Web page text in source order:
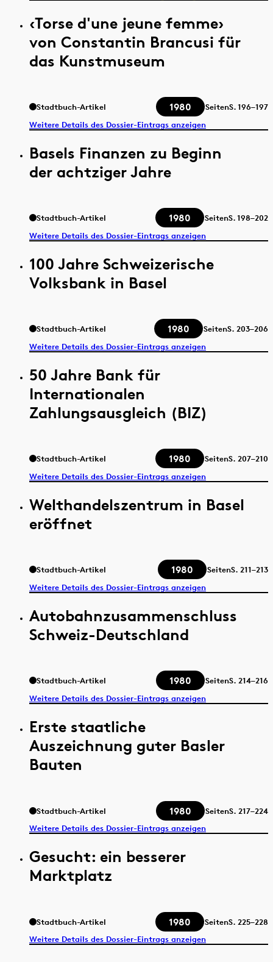
‹Torse d'une jeune femme›
von Constantin Brancusi für
das Kunstmuseum
Stadtbuch-Artikel 1980 SeitenS.196–197
Weitere Details des Dossier-Eintrags anzeigen
Basels Finanzen zu Beginn
der achtziger Jahre
Stadtbuch-Artikel 1980 SeitenS.198–202
Weitere Details des Dossier-Eintrags anzeigen
100 Jahre Schweizerische
Volksbank in Basel
Stadtbuch-Artikel 1980 SeitenS. 203–206
Weitere Details des Dossier-Eintrags anzeigen
50 Jahre Bank für
Internationalen
Zahlungsausgleich (BIZ)
Stadtbuch-Artikel 1980 SeitenS. 207–210
Weitere Details des Dossier-Eintrags anzeigen
Welthandelszentrum in Basel
eröffnet
Stadtbuch-Artikel 1980 SeitenS. 211–213
Weitere Details des Dossier-Eintrags anzeigen
Autobahnzusammenschluss
Schweiz-Deutschland
Stadtbuch-Artikel 1980 SeitenS. 214–216
Weitere Details des Dossier-Eintrags anzeigen
Erste staatliche
Auszeichnung guter Basler
Bauten
Stadtbuch-Artikel 1980 SeitenS. 217–224
Weitere Details des Dossier-Eintrags anzeigen
Gesucht: ein besserer
Marktplatz
Stadtbuch-Artikel 1980 SeitenS. 225–228
Weitere Details des Dossier-Eintrags anzeigen